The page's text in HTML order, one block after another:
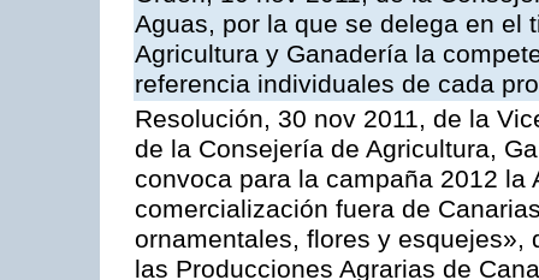
Aguas, por la que se delega en el
Agricultura y Ganadería la
referencia individuales de cada
Resolución, 30 nov 2011, de la
de la Consejería de Agricultura,
convoca para la campaña 2012 la
comercialización fuera de
ornamentales, flores y esquejes»,
las Producciones Agrarias de